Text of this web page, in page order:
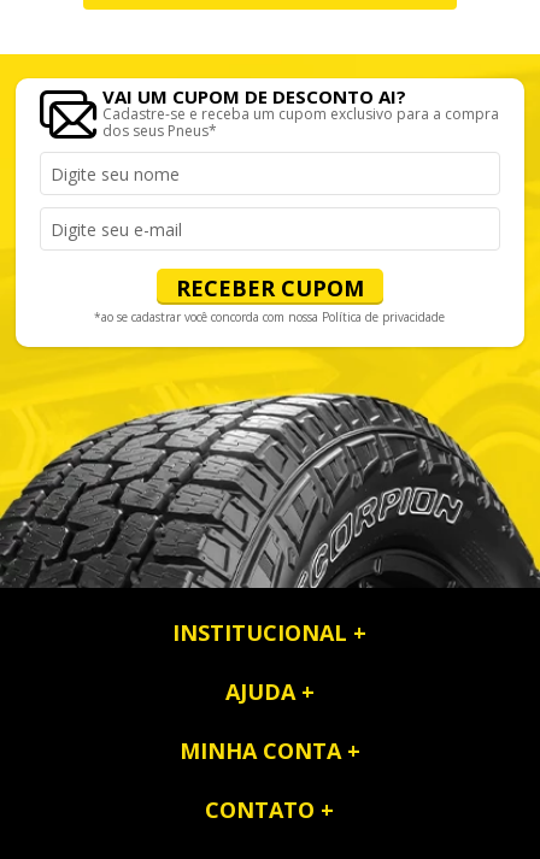
VAI UM CUPOM DE DESCONTO AI?
Cadastre-se e receba um cupom exclusivo para a compra
dos seus Pneus*
RECEBER CUPOM
*ao se cadastrar você concorda com nossa Política de privacidade
INSTITUCIONAL
AJUDA
MINHA CONTA
CONTATO